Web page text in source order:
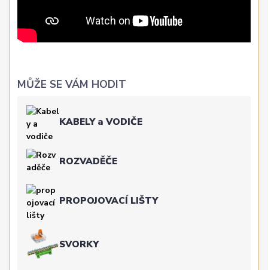
MŮŽE SE VÁM HODIT
KABELY a VODIČE
ROZVADĚČE
PROPOJOVACÍ LIŠTY
SVORKY